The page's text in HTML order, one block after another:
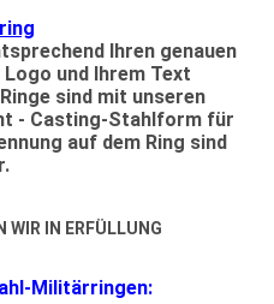
Ihren genauen
und Ihrem Text
sind mit unseren
- Casting-Stahlform für
auf dem Ring sind
WIR IN ERFÜLLUNG
Militärringen: